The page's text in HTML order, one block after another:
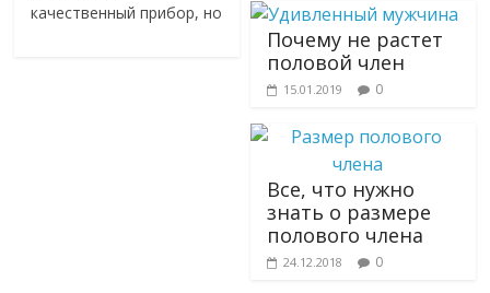
качественный прибор, но
Почему не растет
половой член
15.01.2019 0
Все, что нужно
знать о размере
полового члена
24.12.2018 0